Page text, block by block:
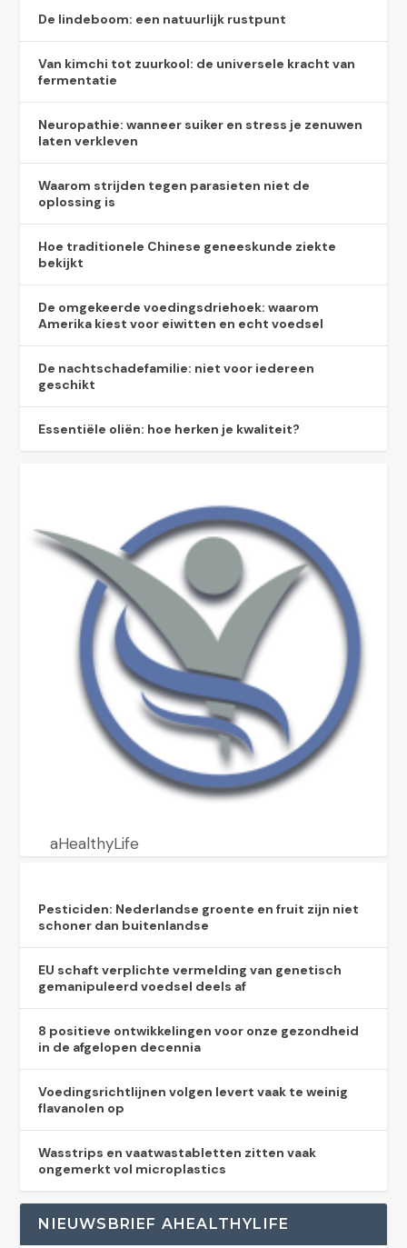
De lindeboom: een natuurlijk rustpunt
Van kimchi tot zuurkool: de universele kracht van
fermentatie
Neuropathie: wanneer suiker en stress je zenuwen
laten verkleven
Waarom strijden tegen parasieten niet de
oplossing is
Hoe traditionele Chinese geneeskunde ziekte
bekijkt
De omgekeerde voedingsdriehoek: waarom
Amerika kiest voor eiwitten en echt voedsel
De nachtschadefamilie: niet voor iedereen
geschikt
Essentiële oliën: hoe herken je kwaliteit?
aHealthyLife
Pesticiden: Nederlandse groente en fruit zijn niet
schoner dan buitenlandse
EU schaft verplichte vermelding van genetisch
gemanipuleerd voedsel deels af
8 positieve ontwikkelingen voor onze gezondheid
in de afgelopen decennia
Voedingsrichtlijnen volgen levert vaak te weinig
flavanolen op
Wasstrips en vaatwastabletten zitten vaak
ongemerkt vol microplastics
NIEUWSBRIEF AHEALTHYLIFE